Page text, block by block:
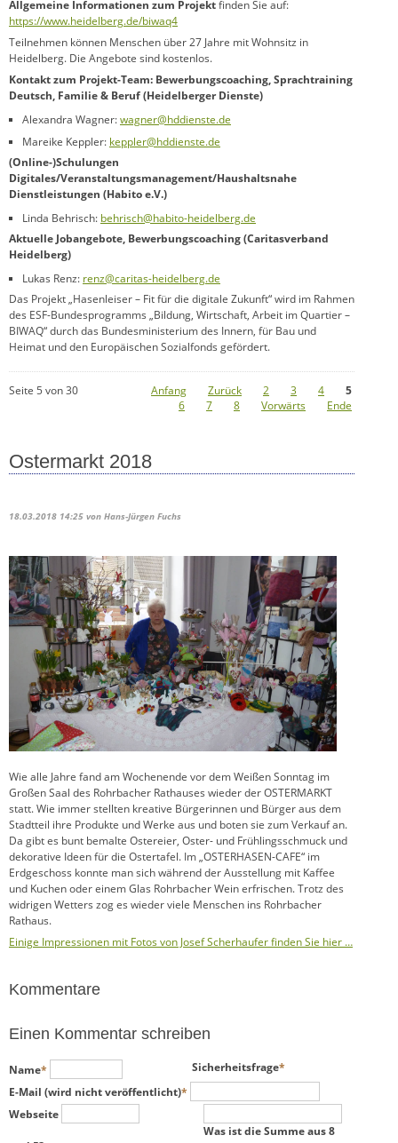
Allgemeine Informationen zum Projektfinden Sie auf:
https://www.heidelberg.de/biwaq4
Teilnehmen können Menschen über 27 Jahre mit Wohnsitz in
Heidelberg. Die Angebote sind kostenlos.
Kontakt zum Projekt-Team: Bewerbungscoaching, Sprachtraining
Deutsch, Familie & Beruf (Heidelberger Dienste)
Alexandra Wagner:wagner@hddienste.de
Mareike Keppler: keppler@hddienste.de
(Online-)Schulungen
Digitales/Veranstaltungsmanagement/Haushaltsnahe
Dienstleistungen (Habito e.V.)
Linda Behrisch: behrisch@habito-heidelberg.de
Aktuelle Jobangebote, Bewerbungscoaching (Caritasverband
Heidelberg)
Lukas Renz: renz@caritas-heidelberg.de
Das Projekt „Hasenleiser – Fit für die digitale Zukunft“ wird im Rahmen
des ESF-Bundesprogramms „Bildung, Wirtschaft, Arbeit im Quartier –
BIWAQ“ durch das Bundesministerium des Innern, für Bau und
Heimat und den Europäischen Sozialfonds gefördert.
Seite 5 von 30 Anfang Zurück 2 3 4
5
6
7 8 Vorwärts Ende
Ostermarkt 2018
18.03.2018 14:25 von Hans-Jürgen Fuchs
Wie alle Jahre fand am Wochenende vor dem Weißen Sonntag im
Großen Saal des Rohrbacher Rathauses wieder der OSTERMARKT
statt. Wie immer stellten kreative Bürgerinnen und Bürger aus dem
Stadtteil ihre Produkte und Werke aus und boten sie zum Verkauf an.
Da gibt es bunt bemalte Ostereier, Oster- und Frühlingsschmuck und
dekorative Ideen für die Ostertafel. Im „OSTERHASEN-CAFE“ im
Erdgeschoss konnte man sich während der Ausstellung mit Kaffee
und Kuchen oder einem Glas Rohrbacher Wein erfrischen. Trotz des
widrigen Wetters zog es wieder viele Menschen ins Rohrbacher
Rathaus.
Einige Impressionen mit Fotos von Josef Scherhaufer finden Sie hier …
Kommentare
Einen Kommentar schreiben
Pflichtfeld
Name*
Pflichtfeld
E-Mail (wird nicht veröffentlicht)*
Webseite
Pflichtfeld
Sicherheitsfrage*
Was ist die Summe aus 8